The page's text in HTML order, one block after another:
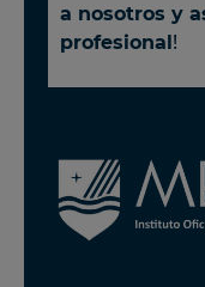
a nosotros y
profesional!